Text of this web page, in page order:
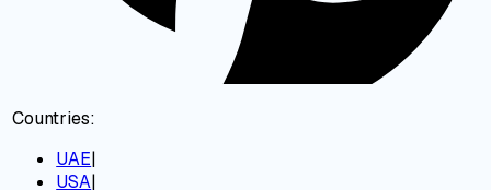
Countries:
UAE|
USA|